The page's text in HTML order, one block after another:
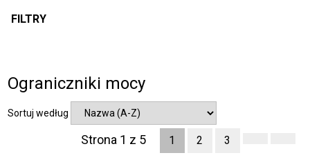
FILTRY
Ograniczniki mocy
Sortuj według
Strona 1 z 5 1 2 3